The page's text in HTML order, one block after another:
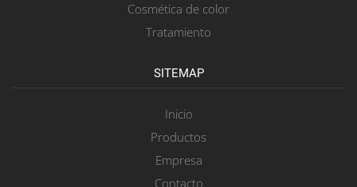
Cosmética de color
Tratamiento
SITEMAP
Inicio
Productos
Empresa
Contacto